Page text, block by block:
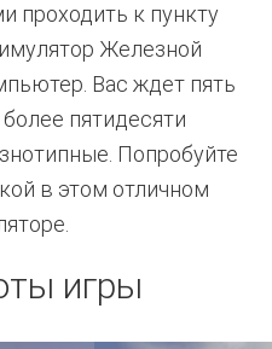
проходить к пункту
Железной
Вас ждет пять
пятидесяти
Попробуйте
в этом отличном
игры